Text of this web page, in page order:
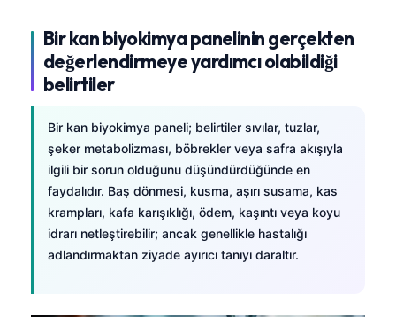
Bir kan biyokimya panelinin gerçekten
değerlendirmeye yardımcı olabildiği
belirtiler
Bir kan biyokimya paneli; belirtiler sıvılar, tuzlar,
şeker metabolizması, böbrekler veya safra akışıyla
ilgili bir sorun olduğunu düşündürdüğünde en
faydalıdır. Baş dönmesi, kusma, aşırı susama, kas
krampları, kafa karışıklığı, ödem, kaşıntı veya koyu
idrarı netleştirebilir; ancak genellikle hastalığı
adlandırmaktan ziyade ayırıcı tanıyı daraltır.